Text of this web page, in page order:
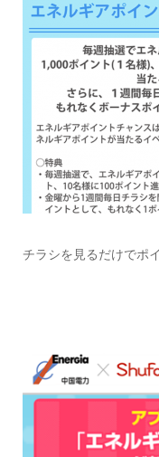
チラシを見るだけでポ